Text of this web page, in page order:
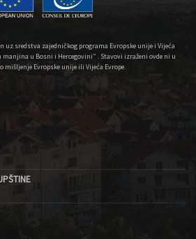
uz sredstva zajedničkog programa Evropske unije i Vijeća
u Bosni i Hercegovini” . Stavovi izraženi ovde ni u
Evropske unije ili Vijeća Evrope.